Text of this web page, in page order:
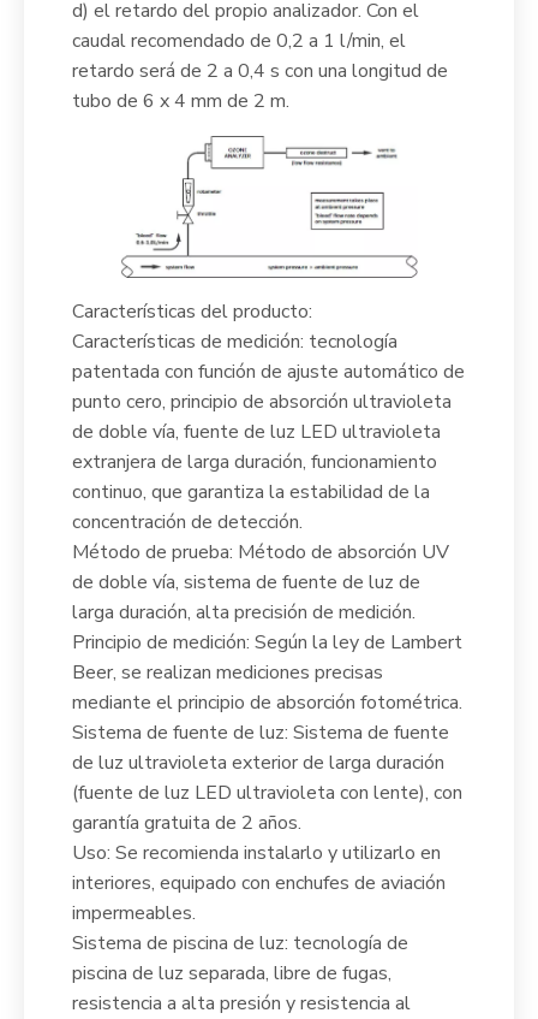
d) el retardo del propio analizador. Con el
caudal recomendado de 0,2 a 1 l/min, el
retardo será de 2 a 0,4 s con una longitud de
tubo de 6 x 4 mm de 2 m.
Características del producto:
Características de medición: tecnología
patentada con función de ajuste automático de
punto cero, principio de absorción ultravioleta
de doble vía, fuente de luz LED ultravioleta
extranjera de larga duración, funcionamiento
continuo, que garantiza la estabilidad de la
concentración de detección.
Método de prueba: Método de absorción UV
de doble vía, sistema de fuente de luz de
larga duración, alta precisión de medición.
Principio de medición: Según la ley de Lambert
Beer, se realizan mediciones precisas
mediante el principio de absorción fotométrica.
Sistema de fuente de luz: Sistema de fuente
de luz ultravioleta exterior de larga duración
(fuente de luz LED ultravioleta con lente), con
garantía gratuita de 2 años.
Uso: Se recomienda instalarlo y utilizarlo en
interiores, equipado con enchufes de aviación
impermeables.
Sistema de piscina de luz: tecnología de
piscina de luz separada, libre de fugas,
resistencia a alta presión y resistencia al